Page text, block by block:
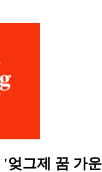
'엊그제 꿈 가